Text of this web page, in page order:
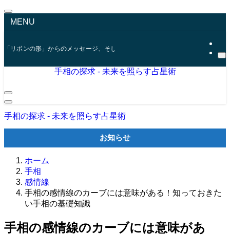
MENU
「リボンの形」からのメッセージ、そして「ファティマの目」が示す未来
手相の探求 - 未来を照らす占星術
手相の探求 - 未来を照らす占星術
お知らせ
ホーム
手相
感情線
手相の感情線のカーブには意味がある！知っておきた
い手相の基礎知識
手相の感情線のカーブには意味があ